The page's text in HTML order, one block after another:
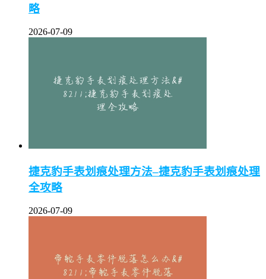
略
2026-07-09
捷克豹手表划痕处理方法–捷克豹手表划痕处理
全攻略
2026-07-09